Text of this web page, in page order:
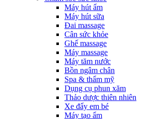
Máy hút ẩm
Máy hút sữa
Đai massage
Cân sức khỏe
Ghế massage
Máy massage
Máy tăm nước
Bồn ngâm chân
Spa & thẩm mỹ
Dụng cụ phun xăm
Thảo dược thiên nhiên
Xe đẩy em bé
Máy tạo ẩm